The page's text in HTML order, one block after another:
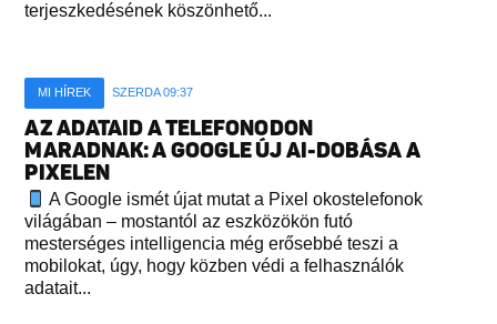
terjeszkedésének köszönhető...
MI HÍREK SZERDA 09:37
AZ ADATAID A TELEFONODON
MARADNAK: A GOOGLE ÚJ AI-DOBÁSA A
PIXELEN
A Google ismét újat mutat a Pixel okostelefonok
világában – mostantól az eszközökön futó
mesterséges intelligencia még erősebbé teszi a
mobilokat, úgy, hogy közben védi a felhasználók
adatait...